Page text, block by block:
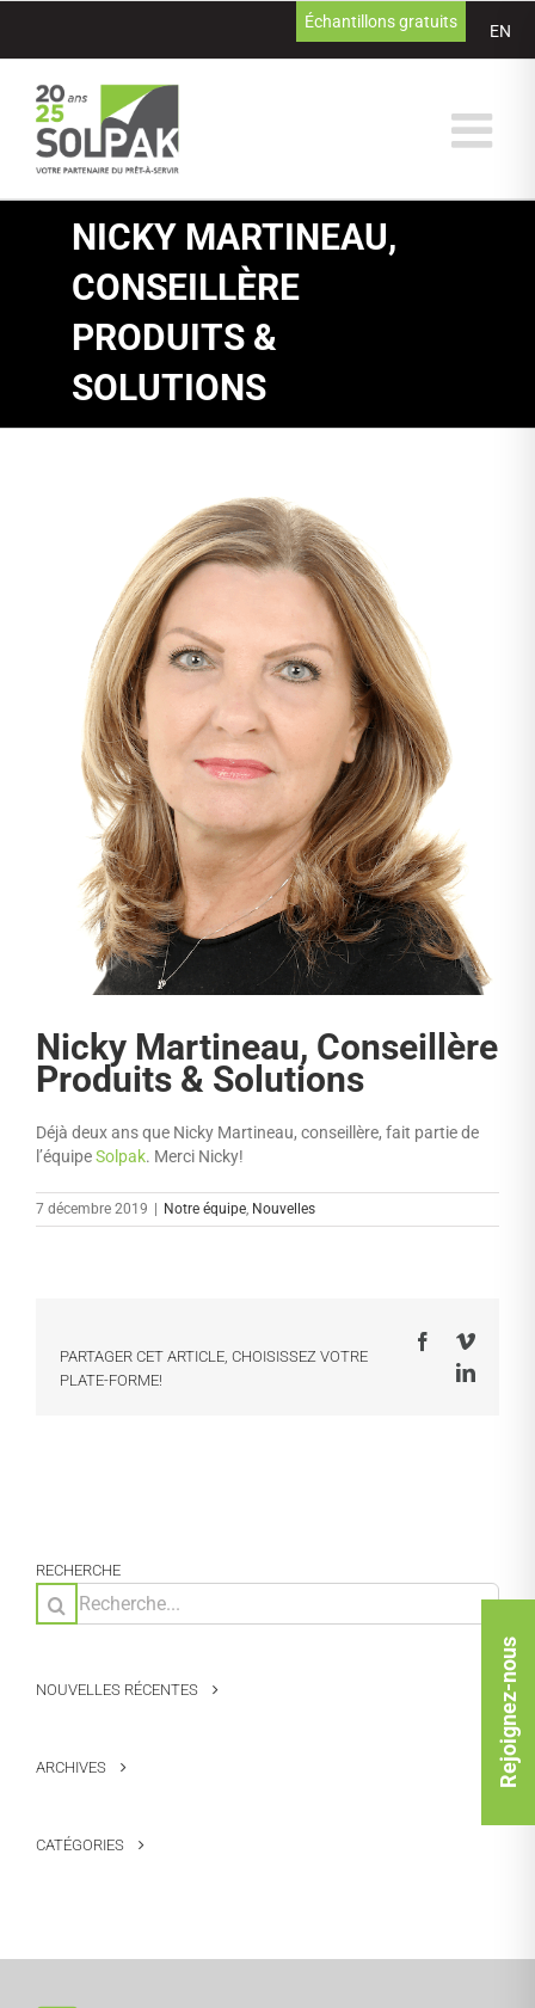
contenu
EN
Échantillons gratuits
NICKY MARTINEAU,
CONSEILLÈRE
PRODUITS &
SOLUTIONS
Nicky Martineau, Conseillère
Produits & Solutions
Déjà deux ans que Nicky Martineau, conseillère, fait partie de
l’équipeSolpak. Merci Nicky!
7 décembre 2019 Notre équipe, Nouvelles
PARTAGER CET ARTICLE, CHOISISSEZ VOTRE
PLATE-FORME!
FacebookVimeo
RECHERCHE
Rechercher:
NOUVELLES RÉCENTES
ARCHIVES
CATÉGORIES
Rejoignez-nous